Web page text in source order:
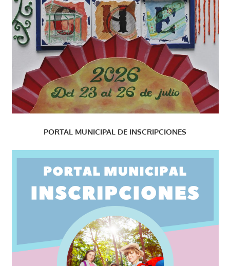
PORTAL MUNICIPAL DE INSCRIPCIONES